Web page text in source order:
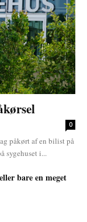
0
påkørt af en bilist på
sygehuset i...
bare en meget